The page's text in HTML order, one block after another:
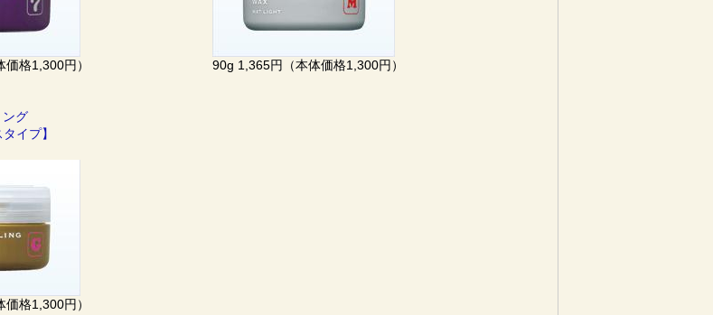
格1,300円） 90g 1,365円（本体価格1,300円）
ング
イプ】
格1,300円）